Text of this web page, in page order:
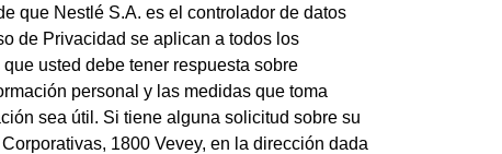
que Nestlé S.A. es el controlador de datos
de Privacidad se aplican a todos los
usted debe tener respuesta sobre
personal y las medidas que toma
sea útil. Si tiene alguna solicitud sobre su
1800 Vevey, en la dirección dada